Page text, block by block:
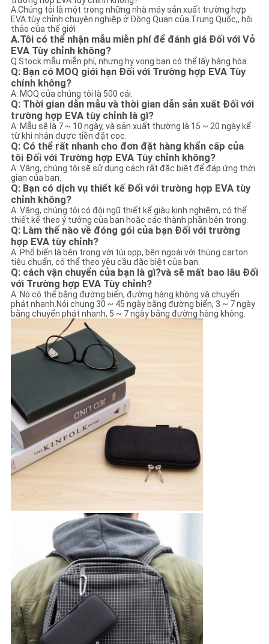
A.Chúng tôi là một trong những nhà máy sản xuất trường hợp
EVA tùy chỉnh chuyên nghiệp ở Đông Quan của Trung Quốc,, hội
thảo của thế giới
A.Tôi có thể nhận mẫu miễn phí để đánh giá Đối với Vỏ
EVA Tùy chỉnh không?
Q.Stock mẫu miễn phí, nhưng hy vọng bạn có thể lấy hàng hóa.
Q: Bạn có MOQ giới hạn Đối với Trường hợp EVA Tùy
chỉnh không?
A: MOQ của chúng tôi là 500 cái.
Q: Thời gian dẫn mẫu và thời gian dẫn sản xuất Đối với
trường hợp EVA tùy chỉnh là gì?
A: Mẫu sẽ là 7 ~ 10 ngày, và sản xuất thường là 15 ~ 20 ngày kể
từ khi nhận được tiền đặt cọc.
Q: Có thể rất nhanh cho đơn đặt hàng khẩn cấp của
tôi Đối với Trường hợp EVA Tùy chỉnh không?
A: Vâng, chúng tôi sẽ sử dụng cách rất đặc biệt để đáp ứng thời
gian của bạn.
Q: Bạn có dịch vụ thiết kế Đối với trường hợp EVA tùy
chỉnh không?
A: Vâng, chúng tôi có đội ngũ thiết kế giàu kinh nghiệm, có thể
thiết kế theo ý tưởng của bạn hoặc các thành phần bên trong.
Q: Làm thế nào về đóng gói của bạn Đối với trường
hợp EVA tùy chỉnh?
A: Phổ biến là bên trong với túi opp, bên ngoài với thùng carton
tiêu chuẩn, có thể theo yêu cầu đặc biệt của bạn.
Q: cách vận chuyển của bạn là gì?và sẽ mất bao lâu Đối
với Trường hợp EVA Tùy chỉnh?
A: Nó có thể bằng đường biển, đường hàng không và chuyển
phát nhanh.Nói chung 30 ~ 45 ngày bằng đường biển, 3 ~ 7 ngày
bằng chuyển phát nhanh, 5 ~ 7 ngày bằng đường hàng không.